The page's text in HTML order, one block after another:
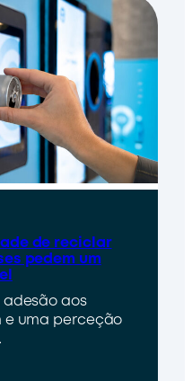
de reciclar
pedem um
adesão aos
e uma perceção